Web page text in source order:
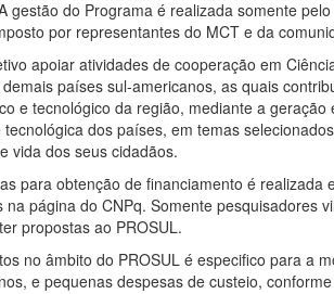
gestão do Programa é realizada somente
por representantes do MCT e da
apoiar atividades de cooperação em
países sul-americanos, as quais
e tecnológico da região, mediante a
dos países, em temas
vida dos seus cidadãos.
para obtenção de financiamento é
na página do CNPq. Somente pesquisadores
propostas ao PROSUL.
no âmbito do PROSUL é especifico para a
e pequenas despesas de custeio,